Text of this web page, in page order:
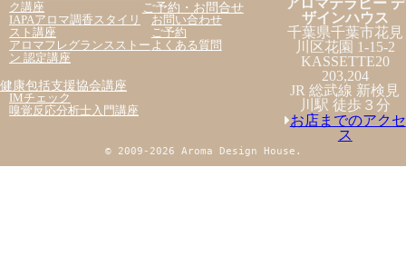
ク講座
IAPAアロマ調香スタイリ
スト講座
アロマフレグランスストー
ン 認定講座
健康包括支援協会講座
IMチェック
嗅覚反応分析士入門講座
ご予約・お問合せ
お問い合わせ
ご予約
よくある質問
アロマテラピー デ
ザインハウス
千葉県千葉市花見
川区花園 1-15-2
KASSETTE20
203,204
JR 総武線 新検見
川駅 徒歩３分
お店までのアクセ
ス
© 2009-2026 Aroma Design House.